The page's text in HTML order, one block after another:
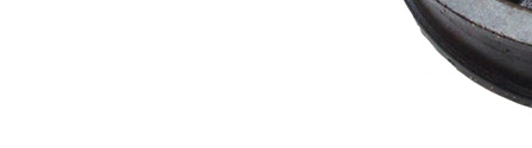
蒋女士：13312243676